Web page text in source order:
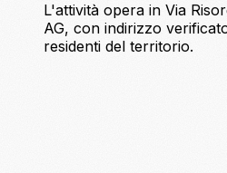
L'attività opera in Via
AG, con indirizzo
residenti del territorio.